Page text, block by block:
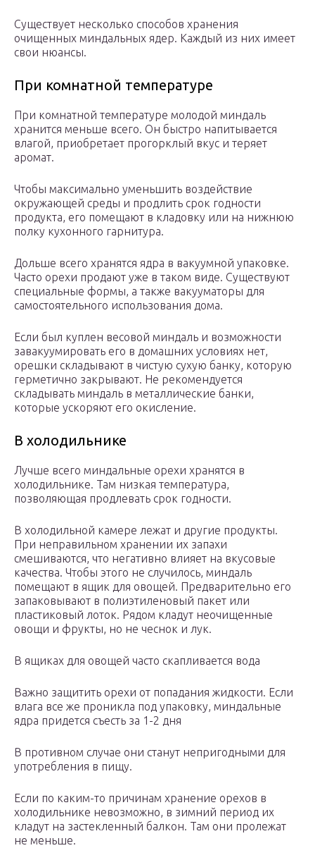
Существует несколько способов хранения
очищенных миндальных ядер. Каждый из них имеет
свои нюансы.
При комнатной температуре
При комнатной температуре молодой миндаль
хранится меньше всего. Он быстро напитывается
влагой, приобретает прогорклый вкус и теряет
аромат.
Чтобы максимально уменьшить воздействие
окружающей среды и продлить срок годности
продукта, его помещают в кладовку или на нижнюю
полку кухонного гарнитура.
Дольше всего хранятся ядра в вакуумной упаковке.
Часто орехи продают уже в таком виде. Существуют
специальные формы, а также вакууматоры для
самостоятельного использования дома.
Если был куплен весовой миндаль и возможности
завакуумировать его в домашних условиях нет,
орешки складывают в чистую сухую банку, которую
герметично закрывают. Не рекомендуется
складывать миндаль в металлические банки,
которые ускоряют его окисление.
В холодильнике
Лучше всего миндальные орехи хранятся в
холодильнике. Там низкая температура,
позволяющая продлевать срок годности.
В холодильной камере лежат и другие продукты.
При неправильном хранении их запахи
смешиваются, что негативно влияет на вкусовые
качества. Чтобы этого не случилось, миндаль
помещают в ящик для овощей. Предварительно его
запаковывают в полиэтиленовый пакет или
пластиковый лоток. Рядом кладут неочищенные
овощи и фрукты, но не чеснок и лук.
В ящиках для овощей часто скапливается вода
Важно защитить орехи от попадания жидкости. Если
влага все же проникла под упаковку, миндальные
ядра придется съесть за 1-2 дня
В противном случае они станут непригодными для
употребления в пищу.
Если по каким-то причинам хранение орехов в
холодильнике невозможно, в зимний период их
кладут на застекленный балкон. Там они пролежат
не меньше.